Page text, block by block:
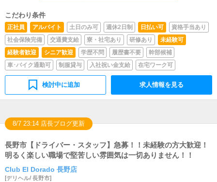
こだわり条件
正社員 アルバイト 土日のみ可 週休2日制 日払い可
資格手当あり
社会保険完備
交通費支給 寮・社宅あり 研修あり
未経験可
経験者歓迎
シニア歓迎 学歴不問 履歴書不要
幹部候補
車･バイク通勤可
制服貸与 入社祝い金支給 在宅ワーク可
検討中に追加 求人情報を見る
8/7 23:14 店長ブログ更新
長野市【ドライバー・スタッフ】急募！！未経験の方大歓迎！
明るく楽しい職場で堅苦しい雰囲気は一切ありません！！
Club El Dorado 長野店
[デリヘル/長野市]